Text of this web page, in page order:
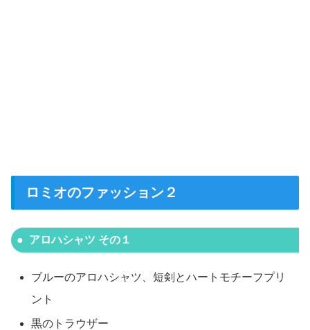
ロミオのファッション２
アロハシャツ その１
ブルーのアロハシャツ、短剣とハートモチーフプリ
ント
黒のトラウザー